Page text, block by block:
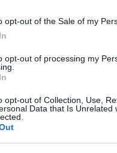
opt-out of the Sale of my
opt-out of processing my
opt-out of Collection, Use,
Data that Is Unrelated